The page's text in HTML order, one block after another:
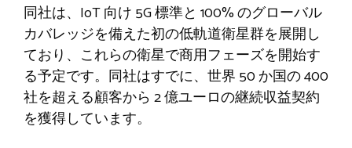
同社は、IoT 向け 5G 標準と 100% のグローバル
カバレッジを備えた初の低軌道衛星群を展開し
ており、これらの衛星で商用フェーズを開始す
る予定です。同社はすでに、世界 50 か国の 400
社を超える顧客から 2 億ユーロの継続収益契約
を獲得しています。